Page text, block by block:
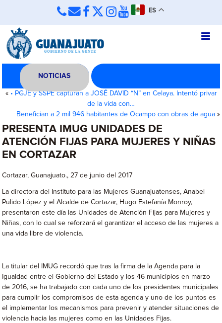
ES
NOTICIAS
« • PGJE y SSPE capturan a JOSÉ DAVID “N” en Celaya. Intentó privar
de la vida con…
Benefician a 2 mil 946 habitantes de Ocampo con obras de agua»
PRESENTA IMUG UNIDADES DE
ATENCIÓN FIJAS PARA MUJERES Y NIÑAS
EN CORTAZAR
Cortazar, Guanajuato., 27 de junio del 2017
La directora del Instituto para las Mujeres Guanajuatenses, Anabel
Pulido López y el Alcalde de Cortazar, Hugo Estefanía Monroy,
presentaron este día las Unidades de Atención Fijas para Mujeres y
Niñas, con lo cual se reforzará el garantizar el acceso de las mujeres a
una vida libre de violencia.
La titular del IMUG recordó que tras la firma de la Agenda para la
Igualdad entre el Gobierno del Estado y los 46 municipios en marzo
de 2016, se ha trabajado con cada uno de los presidentes municipales
para cumplir los compromisos de esta agenda y uno de los puntos es
el implementar los mecanismos para prevenir y atender situaciones de
violencia hacia las mujeres como en las Unidades Fijas.